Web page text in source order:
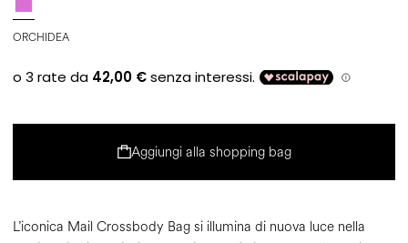
ORCHIDEA
Aggiungi alla shopping bag
L’iconica Mail Crossbody Bag si illumina di nuova luce nella